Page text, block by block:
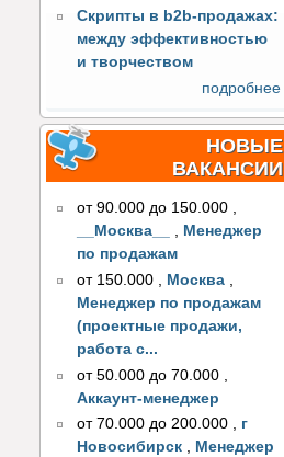
Скрипты в b2b-продажах:
между эффективностью
и творчеством
подробнее
НОВЫЕ
ВАКАНСИИ
от 90.000 до 150.000 ,
__Москва__
, Менеджер
по продажам
от 150.000
Москва
Менеджер по продажам
(проектные продажи,
работа с...
от 50.000 до 70.000
Аккаунт-менеджер
от 70.000 до 200.000 , г
Новосибирск , Менеджер